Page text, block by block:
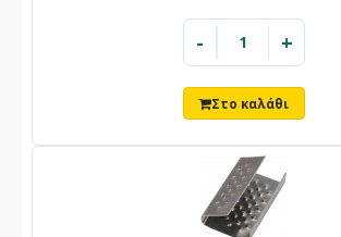
- +